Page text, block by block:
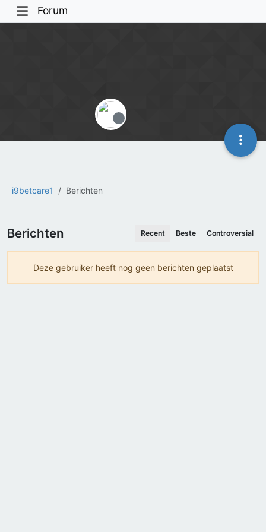
Forum
i9betcare1 Berichten
Offline
Berichten Recent Beste Controversial
Deze gebruiker heeft nog geen berichten geplaatst